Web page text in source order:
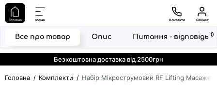
Безкоштовна доставка від 2500грн
Головна Меню Контакти Кабінет
Головна Комплекти Набір Мікрострумовий RF Lifting
Все про товар Опис Питання - відповідь 0